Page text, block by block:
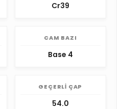
Cr39
CAM BAZI
Base 4
GEÇERLI ÇAP
54.0